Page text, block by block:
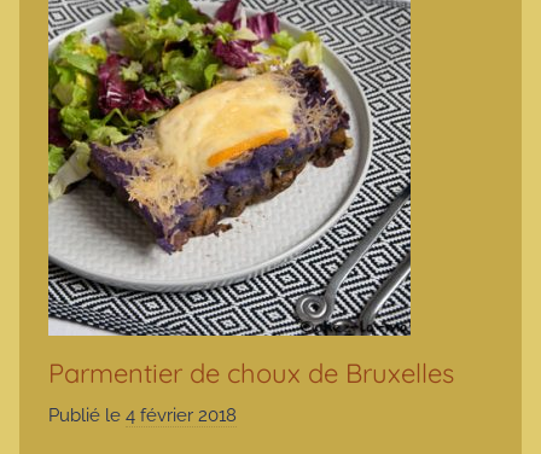
Parmentier de choux de Bruxelles
Publié le 4 février 2018